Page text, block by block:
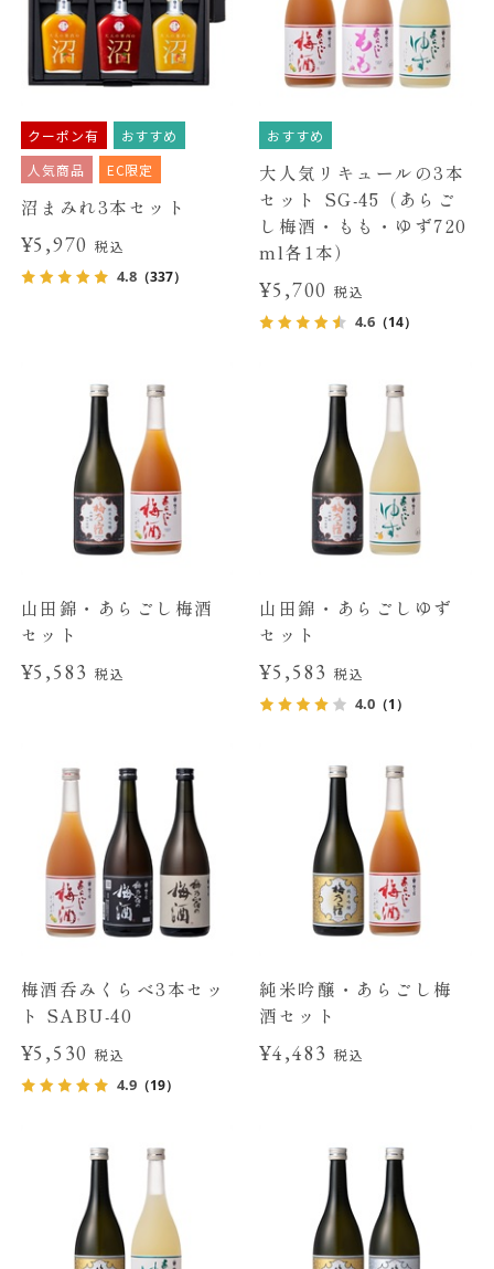
クーポン有
おすすめ
人気商品
EC限定
沼まみれ3本セット
¥5,970税込
4.8（337）
おすすめ
大人気リキュールの3本
セット SG-45（あらご
し梅酒・もも・ゆず720
ml各1本）
¥5,700 税込
4.6 （14）
山田錦・あらごし梅酒
セット
¥5,583税込
山田錦・あらごしゆず
セット
¥5,583 税込
4.0 （1）
梅酒呑みくらべ3本セッ
ト SABU-40
¥5,530税込
4.9（19）
純米吟醸・あらごし梅
酒セット
¥4,483 税込